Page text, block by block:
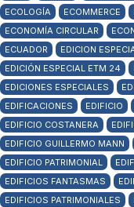
ECOLOGÍA
ECOMMERCE
ECONOMÍA CIRCULAR
ECUADOR
EDICION
EDICIÓN ESPECIAL ETM 24
EDICIONES ESPECIALES
EDIFICACIONES
EDIFICIO
EDIFICIO COSTANERA
EDIFICIO GUILLERMO MANN
EDIFICIO PATRIMONIAL
EDIFICIOS FANTASMAS
EDIFICIOS PATRIMONIALES